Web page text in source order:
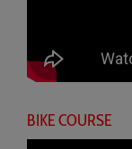
BIKE COURSE